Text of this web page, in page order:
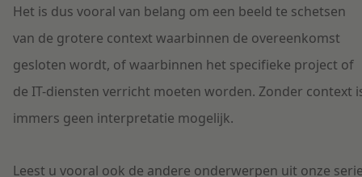
Het is dus vooral van belang om een beeld te schetsen
van de grotere context waarbinnen de overeenkomst
gesloten wordt, of waarbinnen het specifieke project of
de IT-diensten verricht moeten worden. Zonder context
immers geen interpretatie mogelijk.
Leest u vooral ook de andere onderwerpen uit onze